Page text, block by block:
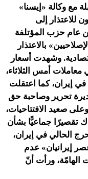
مع وكالة «إيسنا»
للاعتذار إلى
عام حزب المؤتلفة
بالاعتذار
وشهدت أسعار
أمس الثلاثاء،
في إيران، كما اعتقلت
تحرير وصاحبة حق
صعيد الافتتاحيات،
تقصيرًا جماعيًّا بشأن
الحالي في إيران،
إيرانيان» عدم
ورأت أنّ